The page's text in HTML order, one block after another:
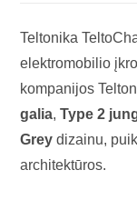
Teltonika
elektromobilio
kompanijos
galia,Type 2
Grey dizainu,
architektūros.